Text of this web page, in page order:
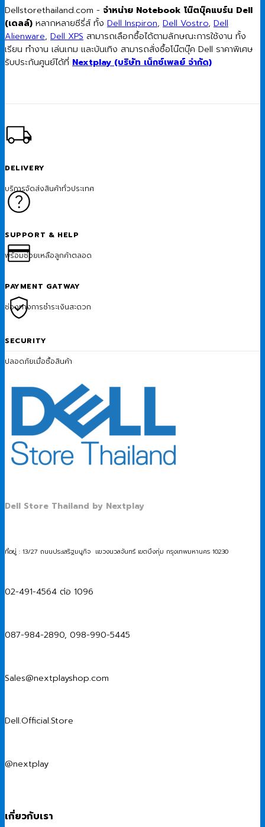
Dellstorethailand.com - จำหน่าย Notebook โน๊ตบุ๊คแบร์น Dell
(เดลล์) หลากหลายซีรี่ส์ ทั้ง Dell Inspiron, Dell Vostro, Dell
Alienware, Dell XPS สามารถเลือกซื้อได้ตามลักษณะการใช้งาน ทั้ง
เรียน ทำงาน เล่นเกม และบันเทิง สามารถสั่งซื้อโน๊ตบุ๊ค Dell ราคาพิเศษ
รับประกันศูนย์ได้ที่ Nextplay (บริษัท เน็กซ์เพลย์ จำกัด)
DELIVERY
บริการจัดส่งสินค้าทั่วประเทศ
SUPPORT & HELP
พร้อมช่วยเหลือลูกค้าตลอด
PAYMENT GATWAY
ช่องทางการชำระเงินสะดวก
SECURITY
ปลอดภัยเมื่อซื้อสินค้า
Dell Store Thailand by Nextplay
ที่อยู่ : 13/27 ถนนประเสริฐมนูกิจ แขวงนวลจันทร์ เขตบึงกุ่ม กรุงเทพมหานคร 10230
02-491-4564 ต่อ 1096
087-984-2890, 098-990-5445
Sales@nextplayshop.com
Dell.Official.Store
@nextplay
เกี่ยวกับเรา